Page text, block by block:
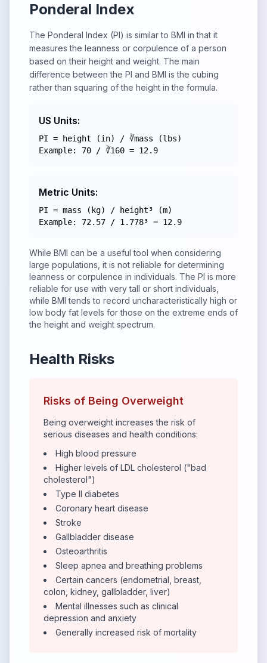
Ponderal Index
The Ponderal Index (PI) is similar to BMI in that it
measures the leanness or corpulence of a person
based on their height and weight. The main
difference between the PI and BMI is the cubing
rather than squaring of the height in the formula.
US Units:
PI = height (in) / ∛mass (lbs)
Example: 70 / ∛160 = 12.9
Metric Units:
PI = mass (kg) / height³ (m)
Example: 72.57 / 1.778³ = 12.9
While BMI can be a useful tool when considering
large populations, it is not reliable for determining
leanness or corpulence in individuals. The PI is more
reliable for use with very tall or short individuals,
while BMI tends to record uncharacteristically high or
low body fat levels for those on the extreme ends of
the height and weight spectrum.
Health Risks
Risks of Being Overweight
Being overweight increases the risk of
serious diseases and health conditions:
High blood pressure
Higher levels of LDL cholesterol ("bad
cholesterol")
Type II diabetes
Coronary heart disease
Stroke
Gallbladder disease
Osteoarthritis
Sleep apnea and breathing problems
Certain cancers (endometrial, breast,
colon, kidney, gallbladder, liver)
Mental illnesses such as clinical
depression and anxiety
Generally increased risk of mortality